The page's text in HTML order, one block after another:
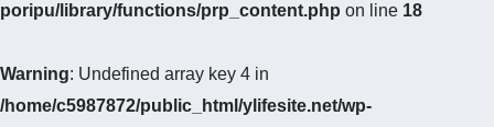
poripu/library/functions/prp_content.php on line 18
Warning: Undefined array key 4 in
/home/c5987872/public_html/ylifesite.net/wp-